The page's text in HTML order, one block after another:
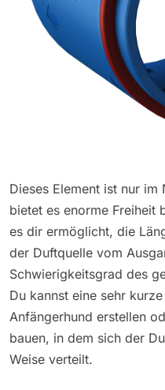
Dieses Element ist nur
bietet es enorme Freiheit
es dir ermöglicht, die
der Duftquelle vom
Schwierigkeitsgrad des
Du kannst eine sehr
Anfängerhund erstellen
bauen, in dem sich der
Weise verteilt.